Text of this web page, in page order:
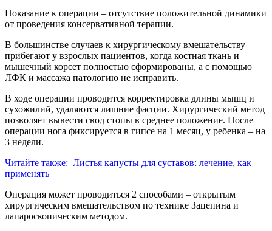
Показание к операции – отсутствие положительной динамики
от проведения консервативной терапии.
В большинстве случаев к хирургическому вмешательству
прибегают у взрослых пациентов, когда костная ткань и
мышечный корсет полностью сформированы, а с помощью
ЛФК и массажа патологию не исправить.
В ходе операции проводится корректировка длины мышц и
сухожилий, удаляются лишние фасции. Хирургический метод
позволяет вывести свод стопы в среднее положение. После
операции нога фиксируется в гипсе на 1 месяц, у ребенка – на
3 недели.
Читайте также: Листья капусты для суставов: лечение, как
применять
Операция может проводиться 2 способами – открытым
хирургическим вмешательством по технике Зацепина и
лапароскопическим методом.